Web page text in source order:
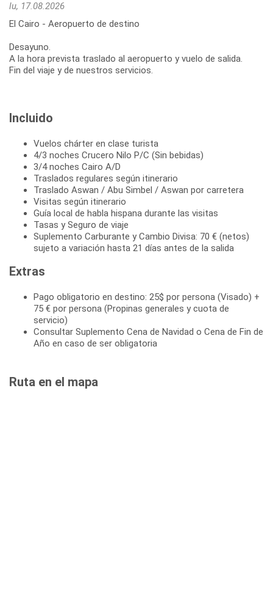
lu, 17.08.2026
El Cairo - Aeropuerto de destino
Desayuno.
A la hora prevista traslado al aeropuerto y vuelo de salida.
Fin del viaje y de nuestros servicios.
Incluido
Vuelos chárter en clase turista
4/3 noches Crucero Nilo P/C (Sin bebidas)
3/4 noches Cairo A/D
Traslados regulares según itinerario
Traslado Aswan / Abu Simbel / Aswan por carretera
Visitas según itinerario
Guía local de habla hispana durante las visitas
Tasas y Seguro de viaje
Suplemento Carburante y Cambio Divisa: 70 € (netos)
sujeto a variación hasta 21 días antes de la salida
Extras
Pago obligatorio en destino: 25$ por persona (Visado) +
75 € por persona (Propinas generales y cuota de
servicio)
Consultar Suplemento Cena de Navidad o Cena de Fin de
Año en caso de ser obligatoria
Ruta en el mapa